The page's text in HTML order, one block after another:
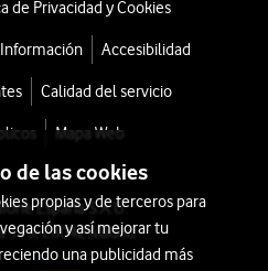
de Privacidad y Cookies
Accesibilidad
Calidad del servicio
Mapa Web
España S.A.U.
115, 28042 Madrid
de las cookies
propias y de terceros para
y así mejorar tu
una publicidad más